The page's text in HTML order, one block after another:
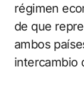
régimen
de que
ambos
intercambio